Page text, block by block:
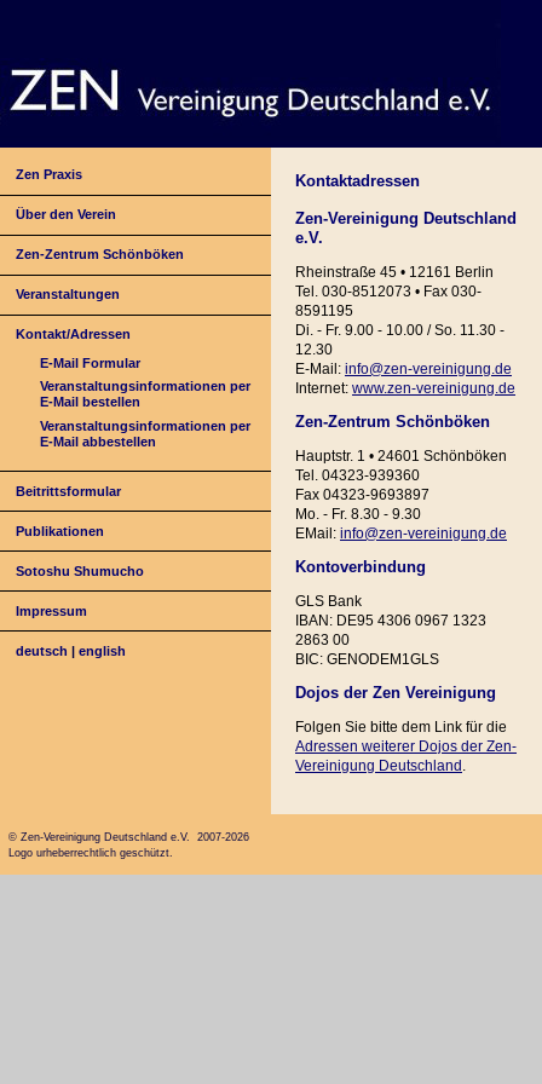
Zen Praxis
Über den Verein
Zen-Zentrum Schönböken
Veranstaltungen
Kontakt/Adressen
E-Mail Formular
Veranstaltungsinformationen per
E-Mail bestellen
Veranstaltungsinformationen per
E-Mail abbestellen
Beitrittsformular
Publikationen
Sotoshu Shumucho
Impressum
deutsch |english
Kontaktadressen
Zen-Vereinigung Deutschland
e.V.
Rheinstraße 45 • 12161 Berlin
Tel. 030-8512073 • Fax 030-
8591195
Di. - Fr. 9.00 - 10.00 / So. 11.30 -
12.30
E-Mail: info@zen-vereinigung.de
Internet: www.zen-vereinigung.de
Zen-Zentrum Schönböken
Hauptstr. 1 • 24601 Schönböken
Tel. 04323-939360
Fax 04323-9693897
Mo. - Fr. 8.30 - 9.30
EMail: info@zen-vereinigung.de
Kontoverbindung
GLS Bank
IBAN: DE95 4306 0967 1323
2863 00
BIC: GENODEM1GLS
Dojos der Zen Vereinigung
Folgen Sie bitte dem Link für die
Adressen weiterer Dojos der Zen-
Vereinigung Deutschland .
© Zen-Vereinigung Deutschland e.V. 2007-2026
Logo urheberrechtlich geschützt.